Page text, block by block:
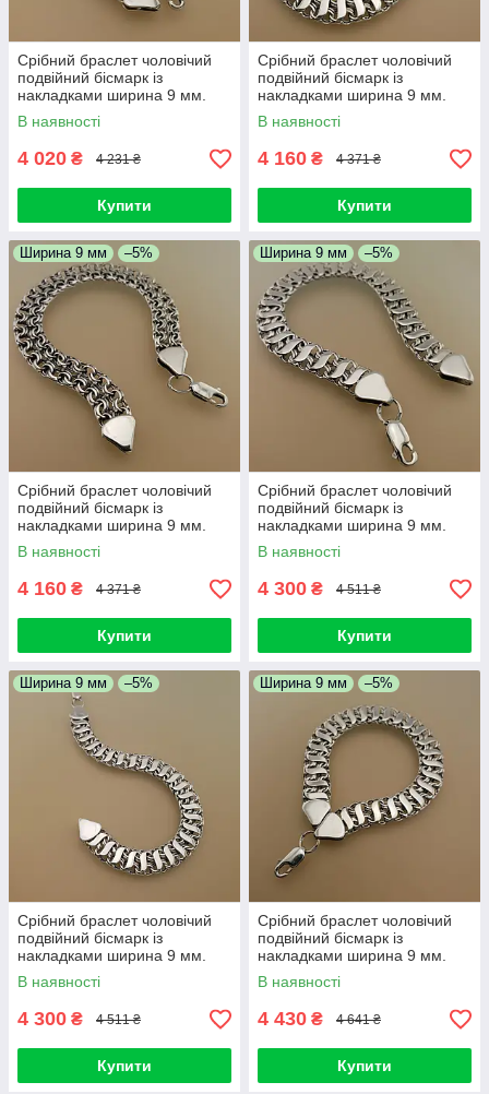
Срібний браслет чоловічий
подвійний бісмарк із
накладками ширина 9 мм.
Браслет срібний чоловічий на
руки. 20,5 см
В наявності
4 020 ₴ 4 231 ₴
Купити
Срібний браслет чоловічий
подвійний бісмарк із
накладками ширина 9 мм.
Браслет срібний чоловічий на
руки. 21 см
В наявності
4 160 ₴ 4 371 ₴
Купити
Ширина 9 мм –5%
Срібний браслет чоловічий
подвійний бісмарк із
накладками ширина 9 мм.
Браслет срібний чоловічий на
руки. 21,5 см
В наявності
4 160 ₴ 4 371 ₴
Купити
Ширина 9 мм –5%
Срібний браслет чоловічий
подвійний бісмарк із
накладками ширина 9 мм.
Браслет срібний чоловічий на
руки. 22 см
В наявності
4 300 ₴ 4 511 ₴
Купити
Ширина 9 мм –5%
Срібний браслет чоловічий
подвійний бісмарк із
накладками ширина 9 мм.
Браслет срібний чоловічий на
руки. 22,5 см
В наявності
4 300 ₴ 4 511 ₴
Купити
Ширина 9 мм –5%
Срібний браслет чоловічий
подвійний бісмарк із
накладками ширина 9 мм.
Браслет срібний чоловічий на
руки. 23 см
В наявності
4 430 ₴ 4 641 ₴
Купити